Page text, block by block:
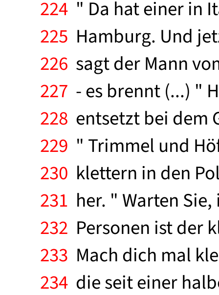
224 " Da hat einer in
225 Hamburg. Und
226 sagt der Mann
227 - es brennt (...) "
228 entsetzt bei dem
229 " Trimmel und
230 klettern in den
231 her. " Warten
232 Personen ist der
233 Mach dich mal
234 die seit einer